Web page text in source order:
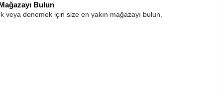
Bulun
veya denemek için size en yakın mağazayı bulun.